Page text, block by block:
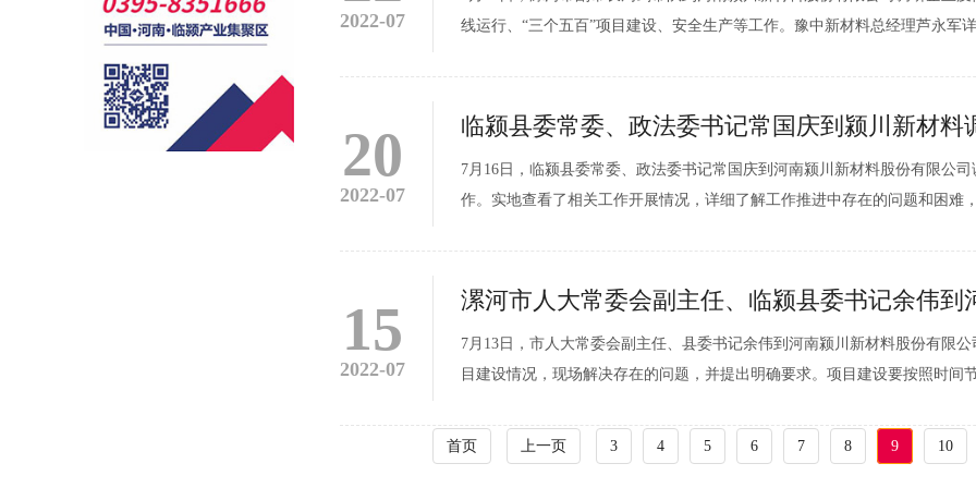
2022-07
线运行、“三个五百”项目建设、安全生产等工作。豫中新材料总经理芦永军
20
2022-07
临颍县委常委、政法委书记常国庆到颍川新材料
7月16日，临颍县委常委、政法委书记常国庆到河南颍川新材料股份有限公司
作。实地查看了相关工作开展情况，详细了解工作推进中存在的问题和困难
15
2022-07
漯河市人大常委会副主任、临颍县委书记余伟到
7月13日，市人大常委会副主任、县委书记余伟到河南颍川新材料股份有限
目建设情况，现场解决存在的问题，并提出明确要求。项目建设要按照时间
配合，共同推动项目建设尽早见到实效。县领导吴祥杰、王银广、李红伟...
首页 上一页 3 4 5 6 7 8 9 10